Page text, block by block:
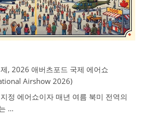
, 2026 애버츠포드 국제 에어쇼
Airshow 2026)
정 에어쇼이자 매년 여름 북미 전역의
…